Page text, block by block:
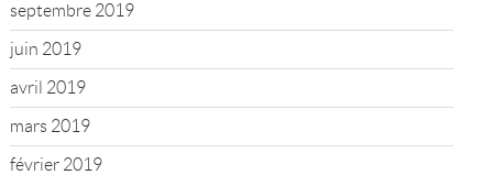
septembre 2019
juin 2019
avril 2019
mars 2019
février 2019